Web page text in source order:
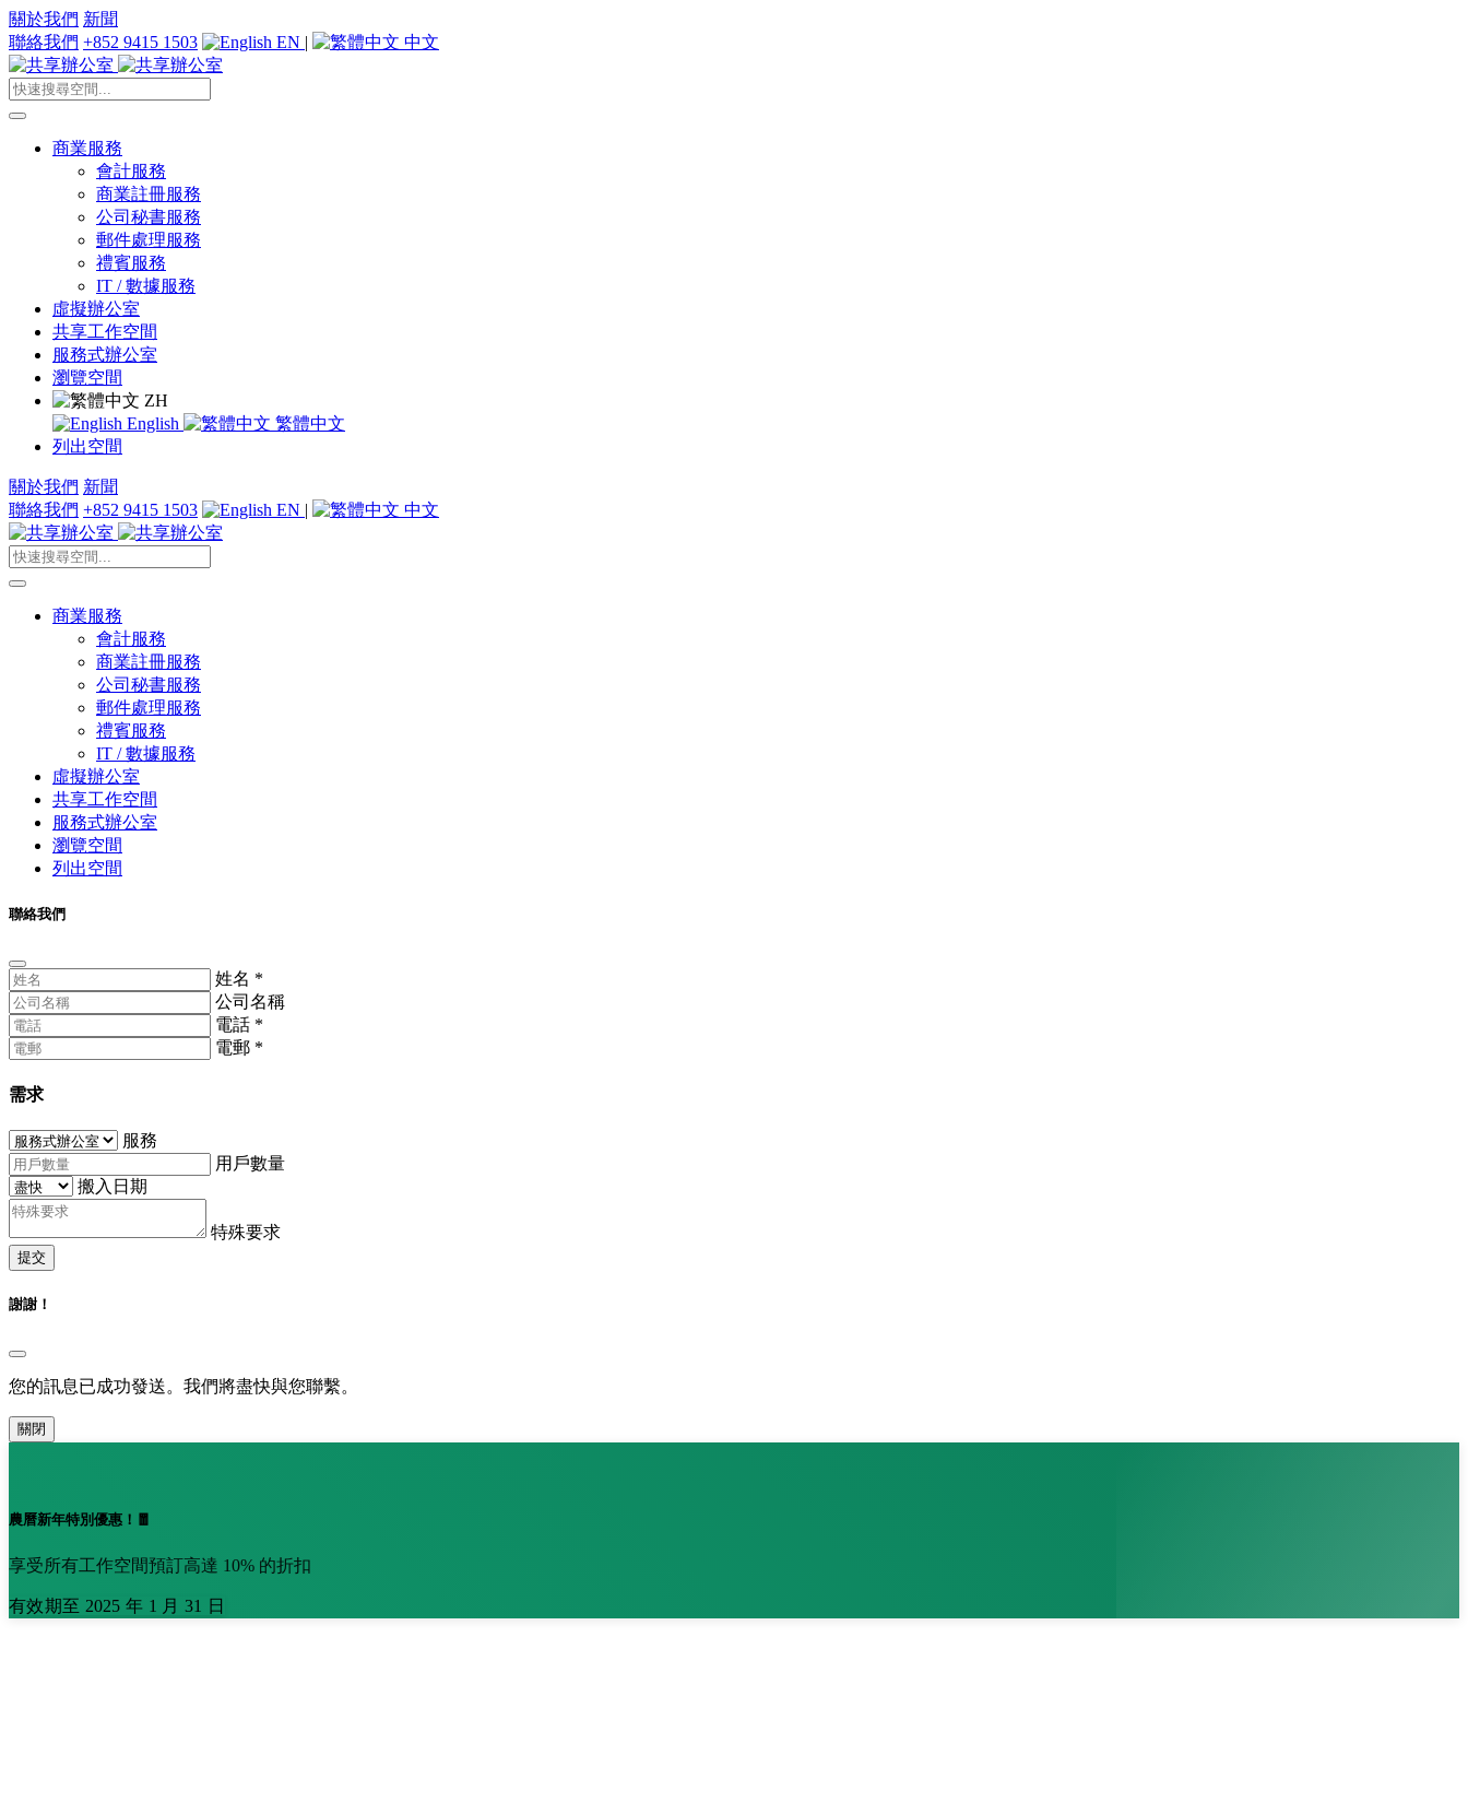
關於我們 新聞
聯絡我們 +852 9415 1503 EN | 中文
商業服務
會計服務
商業註冊服務
公司秘書服務
郵件處理服務
禮賓服務
IT / 數據服務
虛擬辦公室
共享工作空間
服務式辦公室
瀏覽空間
ZH
English
繁體中文
列出空間
關於我們 新聞
聯絡我們 +852 9415 1503 EN | 中文
商業服務
會計服務
商業註冊服務
公司秘書服務
郵件處理服務
禮賓服務
IT / 數據服務
虛擬辦公室
共享工作空間
服務式辦公室
瀏覽空間
列出空間
聯絡我們
姓名 *
公司名稱
電話 *
電郵 *
需求
服務
用戶數量
搬入日期
特殊要求
提交
謝謝！
您的訊息已成功發送。我們將盡快與您聯繫。
關閉
農曆新年特別優惠！🧧
享受所有工作空間預訂高達 10% 的折扣
有效期至 2025 年 1 月 31 日